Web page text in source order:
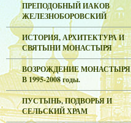
ПРЕПОДОБНЫЙ ИАКОВ
ЖЕЛЕЗНОБОРОВСКИЙ
ИСТОРИЯ, АРХИТЕКТУРА И
СВЯТЫНИ МОНАСТЫРЯ
ВОЗРОЖДЕНИЕ МОНАСТЫРЯ
В 1995-2008 годы.
ПУСТЫНЬ, ПОДВОРЬЯ И
СЕЛЬСКИЙ ХРАМ